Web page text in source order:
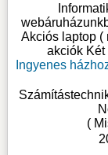
Akciós laptop (
akciók Két
Ingyenes
(